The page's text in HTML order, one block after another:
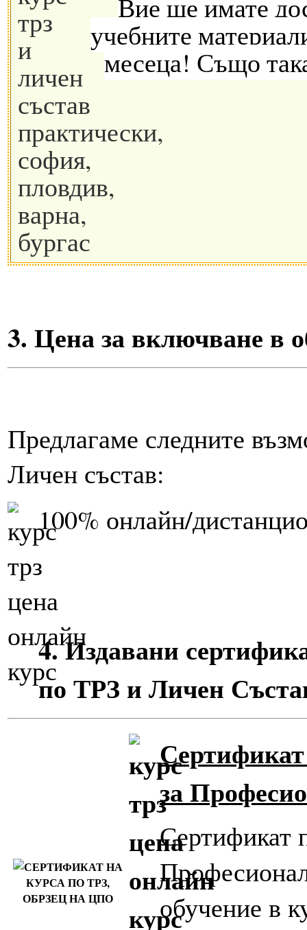
Вие ще имате
учебните
месеца! Също
3. Цена за включване в
Предлагаме следните
Личен състав:
100% онлайн/
4. Издавани
по ТРЗ и Личен
за
Сертификат
обучение в